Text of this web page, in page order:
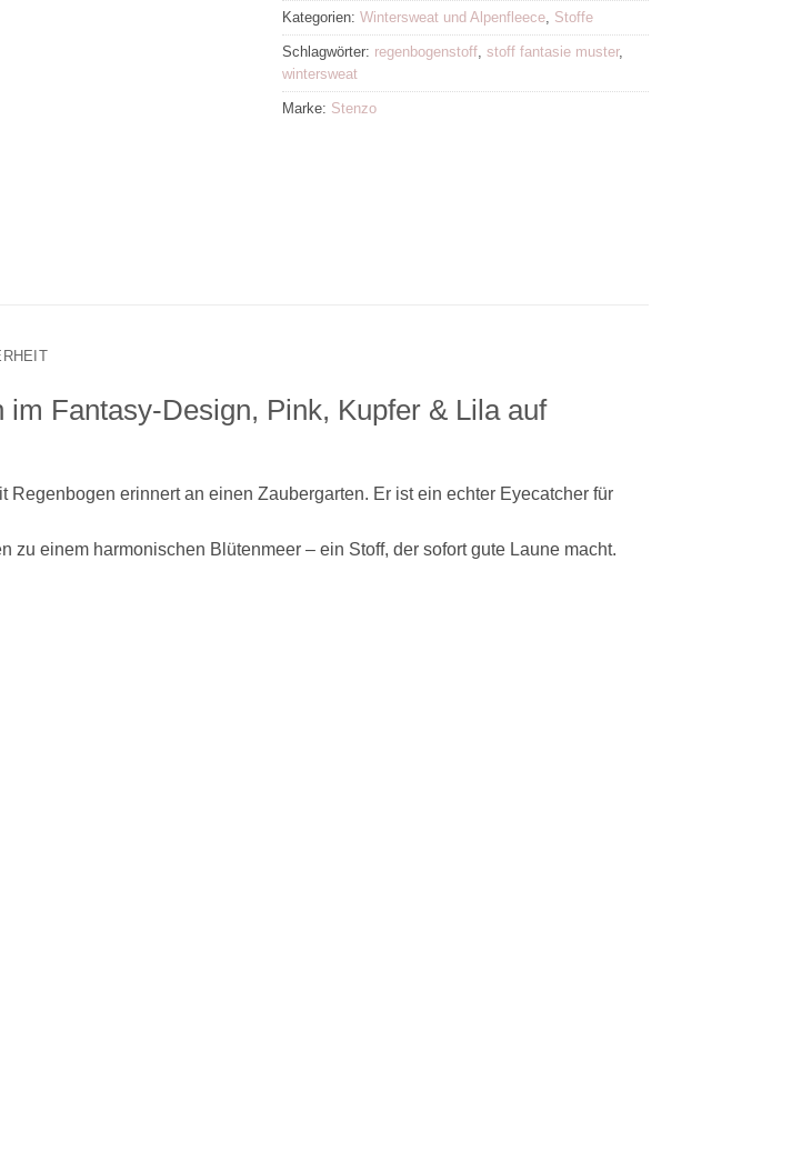
Kategorien: Wintersweat und Alpenfleece Stoffe
Schlagwörter: regenbogenstoff stoff fantasie muster,
wintersweat
Marke: Stenzo
Fantasy-Design, Pink, Kupfer & Lila auf
erinnert an einen Zaubergarten. Er ist ein echter Eyecatcher für
einem harmonischen Blütenmeer – ein Stoff, der sofort gute Laune macht.